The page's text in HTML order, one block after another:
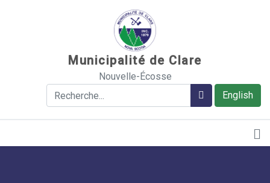
Municipalité de Clare
Nouvelle-Écosse
English
Rechercher Rechercher